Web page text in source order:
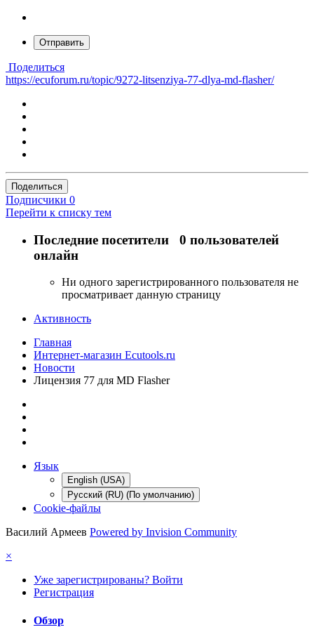
Отправить
Поделиться
https://ecuforum.ru/topic/9272-litsenziya-77-dlya-md-flasher/
Поделиться
Подписчики 0
Перейти к списку тем
Последние посетители 0 пользователей
онлайн
Ни одного зарегистрированного пользователя не
просматривает данную страницу
Активность
Главная
Интернет-магазин Ecutools.ru
Новости
Лицензия 77 для MD Flasher
Язык
English (USA)
Русский (RU) (По умолчанию)
Cookie-файлы
Василий Армеев Powered by Invision Community
×
Уже зарегистрированы? Войти
Регистрация
Обзор